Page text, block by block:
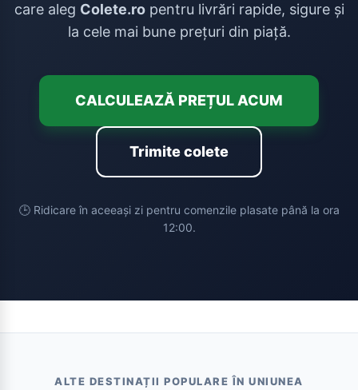
care aleg Colete.ropentru livrări rapide, sigure și
la cele mai bune prețuri din piață.
CALCULEAZĂ PREȚUL ACUM
Trimite colete
🕒 Ridicare în aceeași zi pentru comenzile plasate până la ora
12:00.
ALTE DESTINAȚII POPULARE ÎN UNIUNEA